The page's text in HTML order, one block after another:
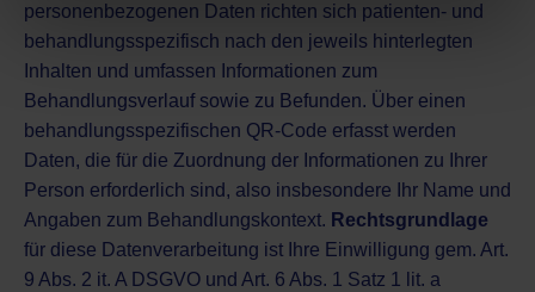
personenbezogenen Daten richten sich patienten- und
behandlungsspezifisch nach den jeweils hinterlegten
Inhalten und umfassen Informationen zum
Behandlungsverlauf sowie zu Befunden. Über einen
behandlungsspezifischen QR-Code erfasst werden
Daten, die für die Zuordnung der Informationen zu Ihrer
Person erforderlich sind, also insbesondere Ihr Name und
Angaben zum Behandlungskontext. Rechtsgrundlage
für diese Datenverarbeitung ist Ihre Einwilligung gem. Art.
9 Abs. 2 it. A DSGVO und Art. 6 Abs. 1 Satz 1 lit. a